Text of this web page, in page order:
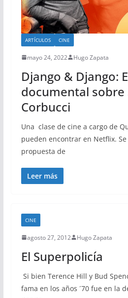
ARTÍCULOS CINE
mayo 24, 2022 Hugo Zapata
Django & Django:
documental sobre
Corbucci
Una clase de cine a cargo de
pueden encontrar en Netflix.
propuesta de
Leer más
CINE
agosto 27, 2012 Hugo Zapata
El Superpolicía
Si bien Terence Hill y Bud
fama en los años ´70 fue en la